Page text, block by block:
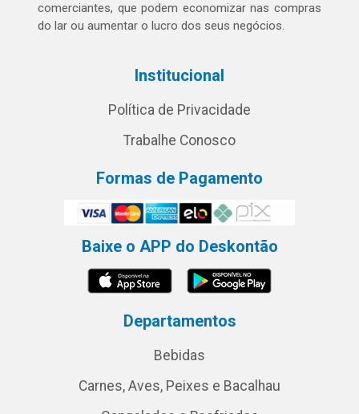
comerciantes, que podem economizar nas compras
do lar ou aumentar o lucro dos seus negócios.
Institucional
Política de Privacidade
Trabalhe Conosco
Formas de Pagamento
Baixe o APP do Deskontão
Departamentos
Bebidas
Carnes, Aves, Peixes e Bacalhau